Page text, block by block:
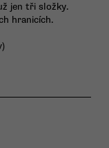
jen tři složky.
hranicích.